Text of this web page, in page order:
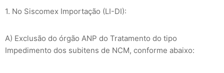
1. No Siscomex Importação (LI-DI):
A) Exclusão do órgão ANP do Tratamento do tipo
Impedimento dos subitens de NCM, conforme abaixo: